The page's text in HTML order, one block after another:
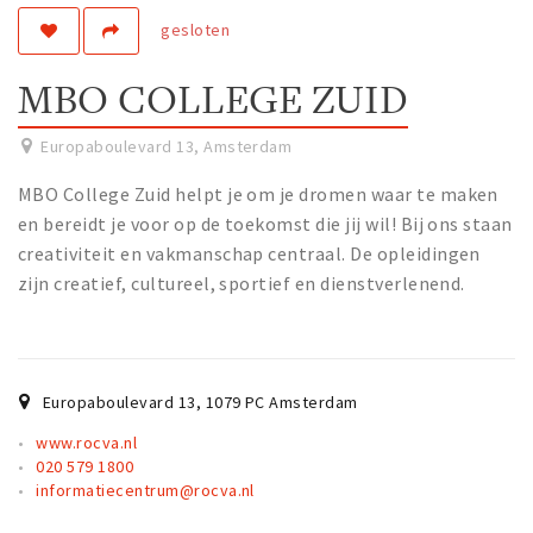
Work
Travel
Sports & leisure
Magazine
Columns
Interviews
Membership
Contact
gesloten
MBO COLLEGE ZUID
Europaboulevard 13,Amsterdam
MBO College Zuid helpt je om je dromen waar te maken
en bereidt je voor op de toekomst die jij wil! Bij ons staan
creativiteit en vakmanschap centraal. De opleidingen
zijn creatief, cultureel, sportief en dienstverlenend.
Europaboulevard 13, 1079 PC Amsterdam
www.rocva.nl
020 579 1800
informatiecentrum@rocva.nl